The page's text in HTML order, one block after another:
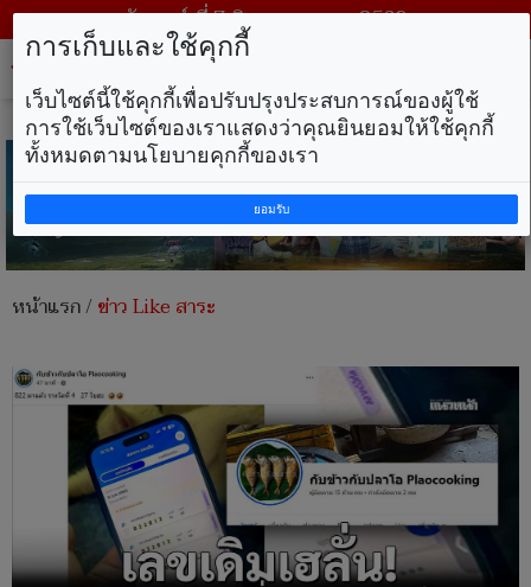
วันศุกร์ ที่ 7 สิงหาคม พ.ศ. 2569
หน้าแรก/ข่าว Like สาระ
การเก็บและใช้คุกกี้
เว็บไซต์นี้ใช้คุกกี้เพื่อปรับปรุงประสบการณ์ของผู้ใช้
การใช้เว็บไซต์ของเราแสดงว่าคุณยินยอมให้ใช้คุกกี้
ทั้งหมดตามนโยบายคุกกี้ของเรา
ยอมรับ